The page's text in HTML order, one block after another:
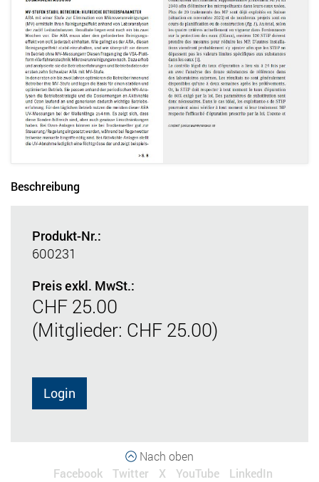
Beschreibung
Produkt-Nr.:
600231
Preis exkl. MwSt.:
CHF 25.00
(Mitglieder: CHF 25.00)
Login
Nach oben
Facebook
Twitter X YouTube LinkedIn